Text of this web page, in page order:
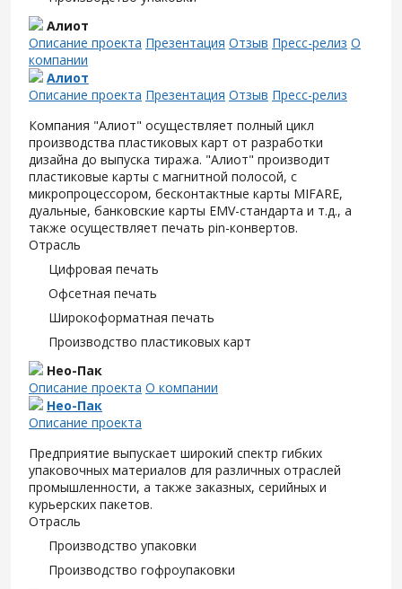
Алиот
Описание проекта Презентация Отзыв Пресс-релиз О
компании
Алиот
Описание проекта Презентация Отзыв Пресс-релиз
Компания "Алиот" осуществляет полный цикл
производства пластиковых карт от разработки
дизайна до выпуска тиража. "Алиот" производит
пластиковые карты с магнитной полосой, с
микропроцессором, бесконтактные карты MIFARE,
дуальные, банковские карты EMV-стандарта и т.д., а
также осуществляет печать pin-конвертов.
Отрасль
Цифровая печать
Офсетная печать
Широкоформатная печать
Производство пластиковых карт
Нео-Пак
Описание проекта О компании
Нео-Пак
Описание проекта
Предприятие выпускает широкий спектр гибких
упаковочных материалов для различных отраслей
промышленности, а также заказных, серийных и
курьерских пакетов.
Отрасль
Производство упаковки
Производство гофроупаковки